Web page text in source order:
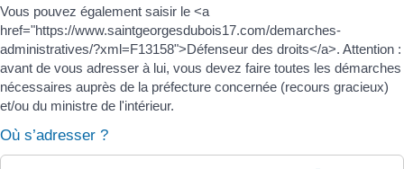
Vous pouvez également saisir le <a
href="https://www.saintgeorgesdubois17.com/demarches-
administratives/?xml=F13158">Défenseur des droits</a>. Attention :
avant de vous adresser à lui, vous devez faire toutes les démarches
nécessaires auprès de la préfecture concernée (recours gracieux)
et/ou du ministre de l'intérieur.
Où s’adresser ?